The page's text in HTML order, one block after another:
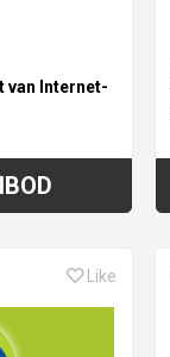
van Internet-
Like